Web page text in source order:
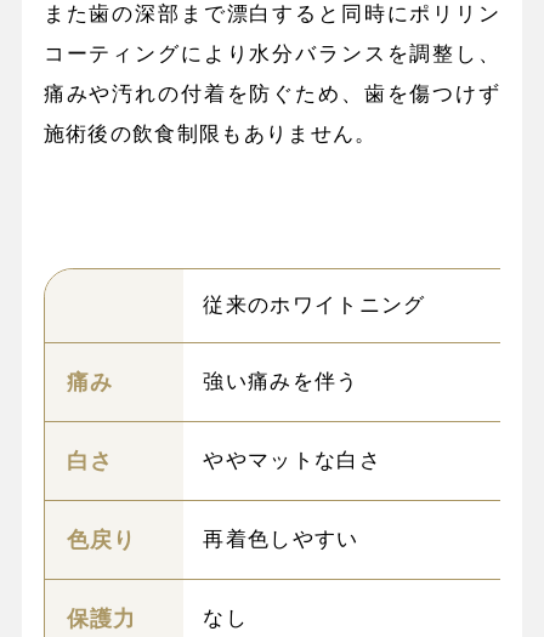
また歯の深部まで漂白すると同時にポリリン
コーティングにより水分バランスを調整し、
痛みや汚れの付着を防ぐため、歯を傷つけず
施術後の飲食制限もありません。
従来のホワイトニング
痛み 強い痛みを伴う
白さ ややマットな白さ
色戻り 再着色しやすい
保護力 なし